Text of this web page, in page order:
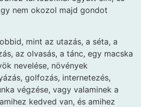
nem okozol majd gondot
mint az utazás, a séta, a
az olvasás, a tánc, egy macska
nevelése, növények
golfozás, internetezés,
végzése, vagy valaminek a
kedved van, és amihez